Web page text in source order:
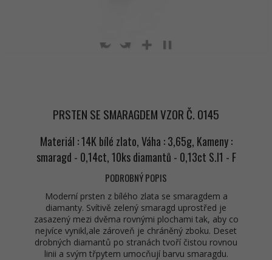
PRSTEN SE SMARAGDEM VZOR Č. 0145
Materiál : 14K bílé zlato, Váha : 3,65g, Kameny :
smaragd - 0,14ct, 10ks diamantů - 0,13ct S.I1 - F
PODROBNÝ POPIS
Moderní prsten z bílého zlata se smaragdem a
diamanty. Svítivě zelený smaragd uprostřed je
zasazený mezi dvěma rovnými plochami tak, aby co
nejvíce vynikl,ale zároveň je chráněný zboku. Deset
drobných diamantů po stranách tvoří čistou rovnou
linii a svým třpytem umocňují barvu smaragdu.